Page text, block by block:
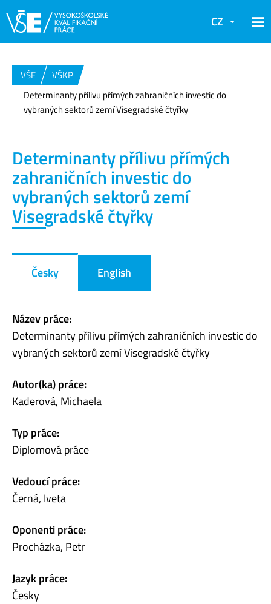
CZ
VŠE
VŠKP
Determinanty přílivu přímých zahraničních investic do
vybraných sektorů zemí Visegradské čtyřky
Determinanty přílivu přímých
zahraničních investic do
vybraných sektorů zemí
Visegradské čtyřky
Česky English
Název práce:
Determinanty přílivu přímých zahraničních investic do
vybraných sektorů zemí Visegradské čtyřky
Autor(ka) práce:
Kaderová, Michaela
Typ práce:
Diplomová práce
Vedoucí práce:
Černá, Iveta
Oponenti práce:
Procházka, Petr
Jazyk práce:
Česky